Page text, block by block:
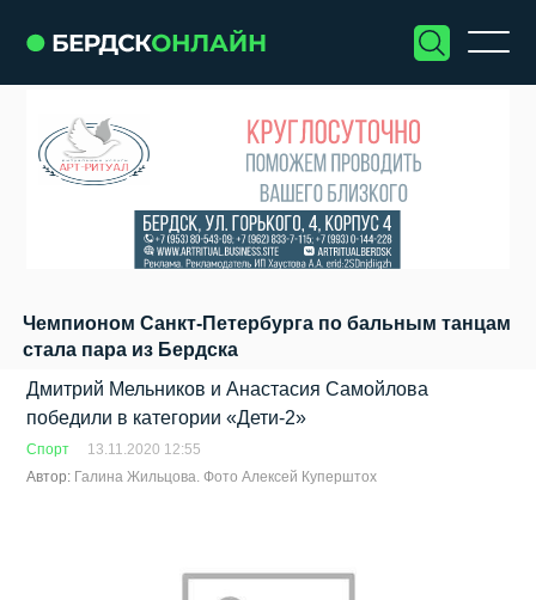
Чемпионом Санкт-Петербурга по бальным танцам
стала пара из Бердска
Дмитрий Мельников и Анастасия Самойлова
победили в категории «Дети-2»
Спорт
13.11.2020 12:55
Автор: Галина Жильцова. Фото Алексей Куперштох